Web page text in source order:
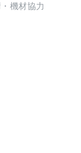
機材協力